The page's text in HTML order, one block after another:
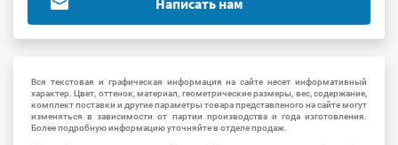
Написать нам
Вся текстовая и графическая информация на сайте несет информативный
характер. Цвет, оттенок, материал, геометрические размеры, вес, содержание,
комплект поставки и другие параметры товара представленого на сайте могут
изменяться в зависимости от партии производства и года изготовления.
Более подробную информацию уточняйте в отделе продаж.